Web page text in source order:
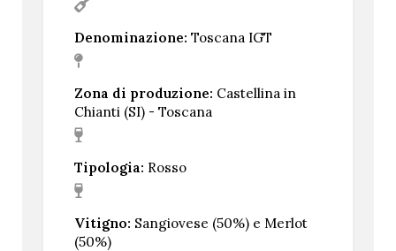
Denominazione: Toscana IGT
Zona di produzione: Castellina in
Chianti (SI) - Toscana
Tipologia: Rosso
Vitigno: Sangiovese (50%) e Merlot
(50%)